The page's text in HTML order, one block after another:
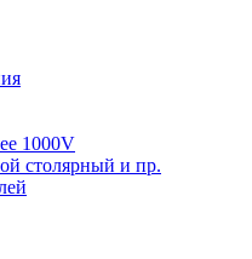
1000V
столярный и пр.